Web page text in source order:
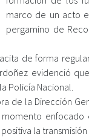
marco de un acto
pergamino de
de forma
evidenció
Policía Nacional.
de la Dirección
la